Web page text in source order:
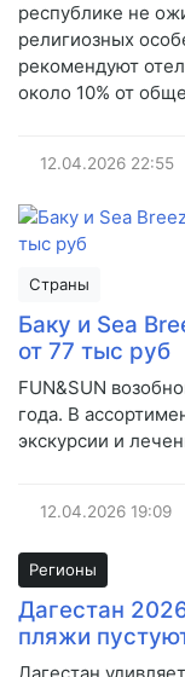
республике не
религиозных
рекомендуют
около 10% от
12.04.2026 22:55
Страны
Баку и Sea
от 77 тыс руб
FUN&SUN
года. В
экскурсии и
12.04.2026 19:09
Регионы
Дагестан
пляжи